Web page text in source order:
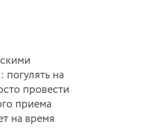
погулять на
провести
приема
на время